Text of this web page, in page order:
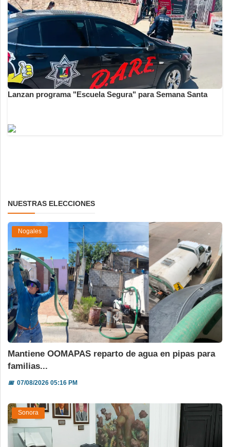
Lanzan programa "Escuela Segura" para Semana Santa
NUESTRAS ELECCIONES
Nogales
Mantiene OOMAPAS reparto de agua en pipas para
familias...
📅07/08/2026 05:16 PM
Sonora